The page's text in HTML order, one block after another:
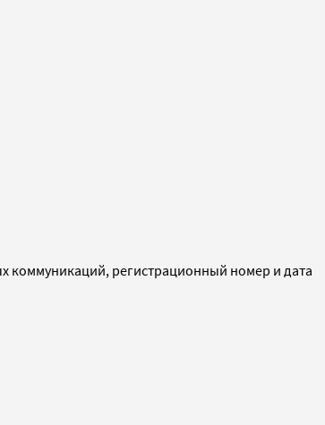
коммуникаций, регистрационный номер и дата